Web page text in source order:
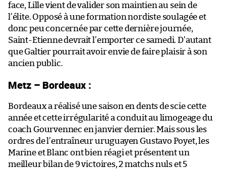
face, Lille vient de valider son maintien au sein de
l’élite. Opposé à une formation nordiste soulagée et
donc peu concernée par cette dernière journée,
Saint-Etienne devrait l’emporter ce samedi. D’autant
que Galtier pourrait avoir envie de faire plaisir à son
ancien public.
Metz – Bordeaux :
Bordeaux a réalisé une saison en dents de scie cette
année et cette irrégularité a conduit au limogeage du
coach Gourvennec en janvier dernier. Mais sous les
ordres de l’entraîneur uruguayen Gustavo Poyet, les
Marine et Blanc ont bien réagi et présentent un
meilleur bilan de 9 victoires, 2 matchs nuls et 5